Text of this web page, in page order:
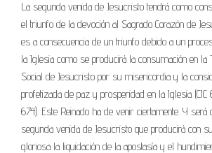
La segunda venida de Jesucristo tendrá como
el triunfo de la devoción al Sagrado Corazón de
es a consecuencia de un triunfo debido a un
la Iglesia como se producirá la consumación en la
Social de Jesucristo por su misericordia y la
profetizada de paz y prosperidad en la Iglesia
674). Este Reinado ha de venir ciertamente. Y será
segunda venida de Jesucristo que producirá con
gloriosa la liquidación de la apostasía y el